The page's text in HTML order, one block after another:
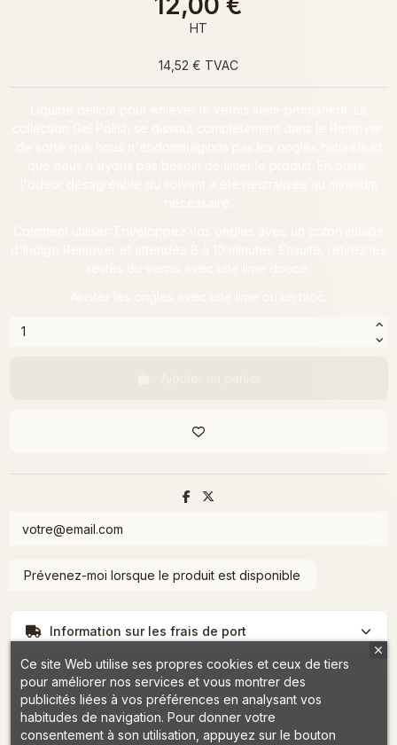
HT
14,52 € TVAC
Information sur les frais de port
Ce site Web utilise ses propres cookies et ceux de tiers
pour améliorer nos services et vous montrer des
publicités liées à vos préférences en analysant vos
habitudes de navigation. Pour donner votre
consentement à son utilisation, appuyez sur le bouton